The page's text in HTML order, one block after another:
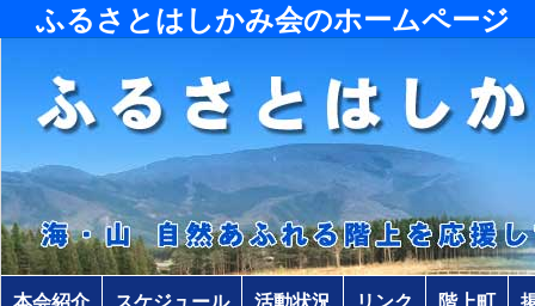
ふるさとはしかみ会のホームページ
本会紹介 スケジュール 活動状況 リンク 階上町